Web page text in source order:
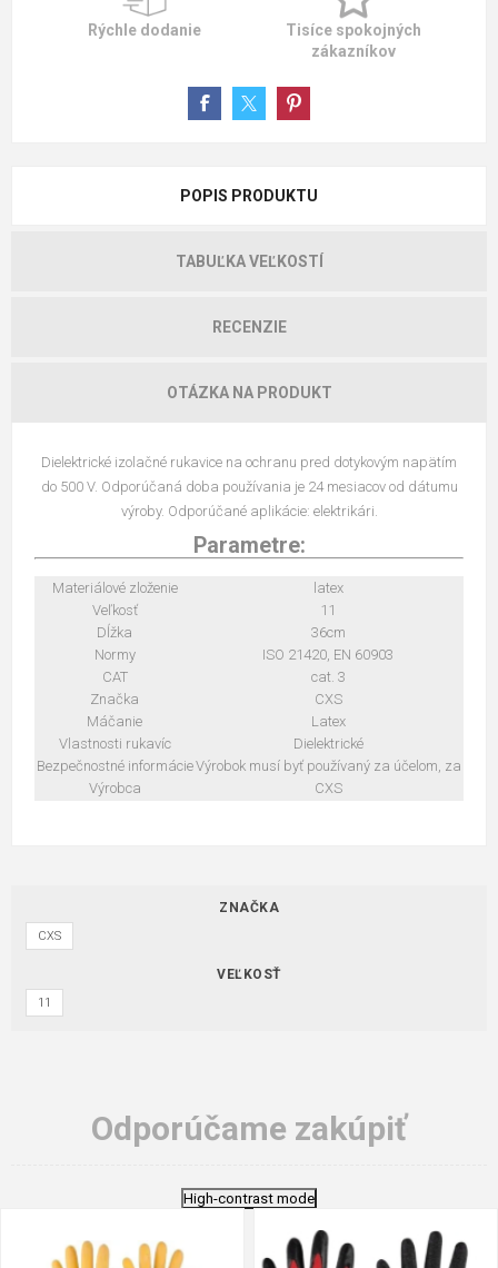
Rýchle dodanie
Tisíce spokojných
zákazníkov
POPIS PRODUKTU
TABUĽKA VEĽKOSTÍ
RECENZIE
OTÁZKA NA PRODUKT
Dielektrické izolačné rukavice na ochranu pred dotykovým napätím
do 500 V. Odporúčaná doba používania je 24 mesiacov od dátumu
výroby. Odporúčané aplikácie: elektrikári.
Parametre:
Materiálové zloženie
latex
Veľkosť
11
Dĺžka
36cm
Normy
ISO 21420, EN 60903
CAT
cat. 3
Značka
CXS
Máčanie
Latex
Vlastnosti rukavíc
Dielektrické
Bezpečnostné informácieVýrobok musí byť používaný za účelom, za
Výrobca
CXS
ZNAČKA
CXS
VEĽKOSŤ
11
Odporúčame zakúpiť
High-contrast mode